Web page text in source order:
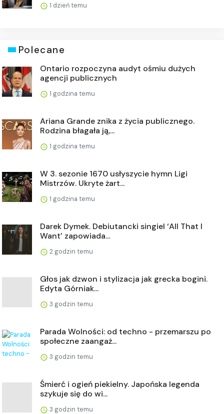
1 dzień temu
Polecane
Ontario rozpoczyna audyt ośmiu dużych
agencji publicznych
1 godzina temu
Ariana Grande znika z życia publicznego.
Rodzina błagała ją,...
1 godzina temu
W 3. sezonie 1670 usłyszycie hymn Ligi
Mistrzów. Ukryte żart...
1 godzina temu
Darek Dymek. Debiutancki singiel ‘All That I
Want’ zapowiada...
2 godzin temu
Głos jak dzwon i stylizacja jak grecka bogini.
Edyta Górniak...
3 godzin temu
Parada Wolności: od techno - przemarszu po
społeczne zaangaż...
3 godzin temu
Śmierć i ogień piekielny. Japońska legenda
szykuje się do wi...
3 godzin temu